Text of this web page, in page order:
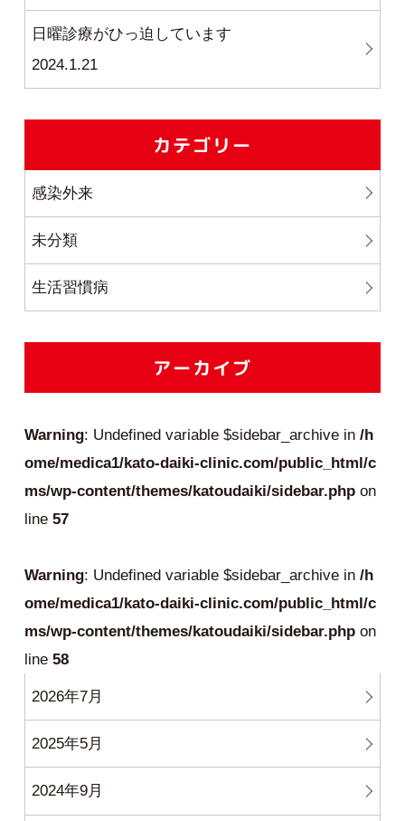
日曜診療がひっ迫しています
2024.1.21
カテゴリー
感染外来
未分類
生活習慣病
アーカイブ
Warning: Undefined variable $sidebar_archive in /h
ome/medica1/kato-daiki-clinic.com/public_html/c
ms/wp-content/themes/katoudaiki/sidebar.phpon
line 57
Warning: Undefined variable $sidebar_archive in /h
ome/medica1/kato-daiki-clinic.com/public_html/c
ms/wp-content/themes/katoudaiki/sidebar.phpon
line 58
2026年7月
2025年5月
2024年9月